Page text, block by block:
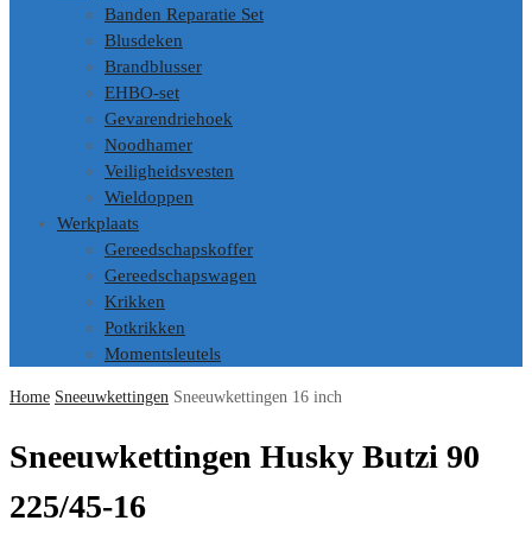
Banden Reparatie Set
Blusdeken
Brandblusser
EHBO-set
Gevarendriehoek
Noodhamer
Veiligheidsvesten
Wieldoppen
Werkplaats
Gereedschapskoffer
Gereedschapswagen
Krikken
Potkrikken
Momentsleutels
Home Sneeuwkettingen Sneeuwkettingen 16 inch
Sneeuwkettingen Husky Butzi 90
225/45-16